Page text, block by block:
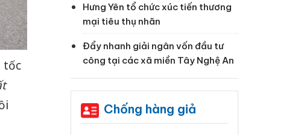
tốc
Hưng Yên tổ chức xúc tiến thương
mại tiêu thụ nhãn
Đẩy nhanh giải ngân vốn đầu tư
công tại các xã miền Tây Nghệ An
Chống hàng giả